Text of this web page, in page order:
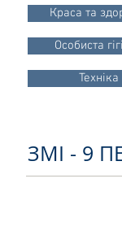
Краса та
Особиста
Техніка
ЗМІ - 9